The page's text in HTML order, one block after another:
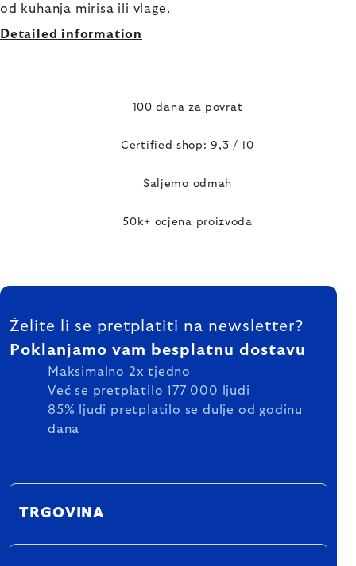
od kuhanja mirisa ili vlage.
Detailed information
100 dana za povrat
Certified shop: 9,3 / 10
Šaljemo odmah
50k+ ocjena proizvoda
FOOTER
Želite li se pretplatiti na newsletter?
Poklanjamo vam besplatnu dostavu
Maksimalno 2x tjedno
Već se pretplatilo 177 000 ljudi
85% ljudi pretplatilo se dulje od godinu
dana
TRGOVINA